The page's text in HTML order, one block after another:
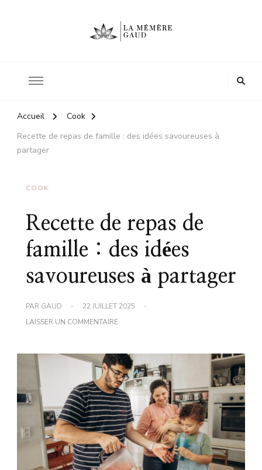
Accueil
Cook
Recette de repas de famille : des idées savoureuses à
partager
COOK
Recette de repas de
famille : des idées
savoureuses à partager
PAR GAUD
22 JUILLET 2025
LAISSER UN COMMENTAIRESUR
REPAS
DE
FAMILLE
:
DES
IDÉES
SAVOUREUSES
À
PARTAGER